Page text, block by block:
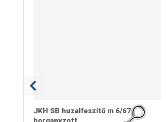
JKH SB huzalfeszítő m 6/67